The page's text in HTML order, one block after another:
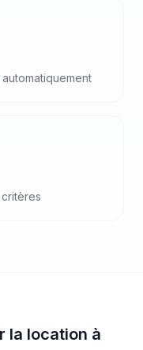
la location à